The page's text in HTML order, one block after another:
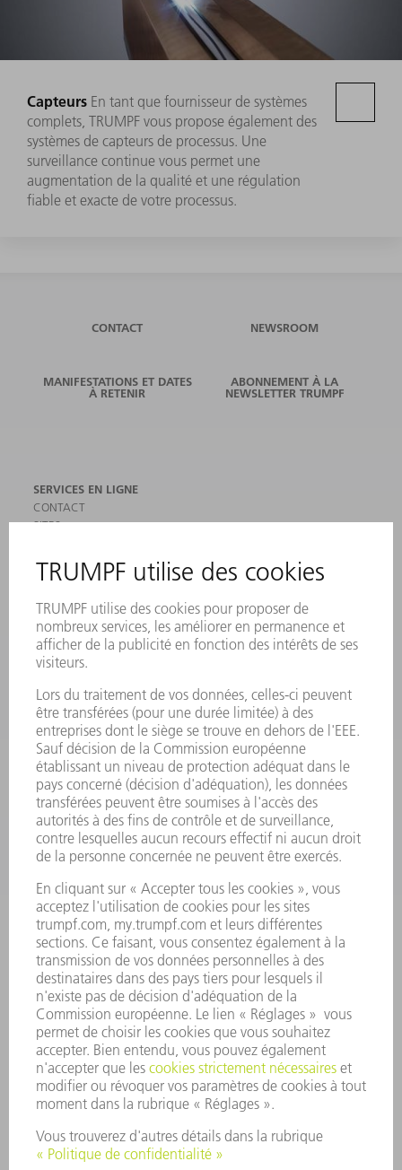
Capteurs En tant que fournisseur de systèmes
complets, TRUMPF vous propose également des
systèmes de capteurs de processus. Une
surveillance continue vous permet une
augmentation de la qualité et une régulation
fiable et exacte de votre processus.
CONTACT NEWSROOM
MANIFESTATIONS ET DATES
À RETENIR
ABONNEMENT À LA
NEWSLETTER TRUMPF
SERVICES EN LIGNE
CONTACT
SITES
INSCRIPTION À LA NEWSLETTER
MYTRUMPF
PRODUITS
MACHINES & SYSTÈMES
LASER
ELECTRONIQUE DE PUISSANCE
OUTILS ÉLECTRIQUES
SMART FACTORY
LOGICIEL
SERVICES
APPLICATIONS
SECTEURS D'ACTIVITÉ
ENTREPRISE
CARRIÈRE
OFFRES
PROFIL DE L'ENTREPRISE
CONSEIL D'ADMINISTRATION
RAPPORT ANNUEL
PRINCIPES FONDAMENTAUX DE L'ENTREPRISE
CONFORMITÉ
SYSTÈME D'ALERTE
SÉCURITÉ
COMMUNIQUÉS DE PRESSE
MAGAZINE
DURABILITÉ
ENVIRONNEMENT ET CLIMAT
SOCIAL ET SOCIÉTÉ
GESTION D'ENTREPRISE